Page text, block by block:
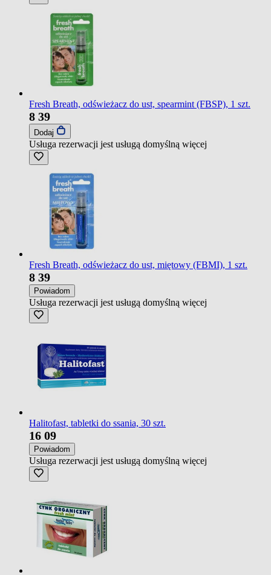
Fresh Breath, odświeżacz do ust, spearmint (FBSP), 1 szt.
8 39
Dodaj
Usługa rezerwacji jest usługą domyślną więcej
Fresh Breath, odświeżacz do ust, miętowy (FBMI), 1 szt.
8 39
Powiadom
Usługa rezerwacji jest usługą domyślną więcej
Halitofast, tabletki do ssania, 30 szt.
16 09
Powiadom
Usługa rezerwacji jest usługą domyślną więcej